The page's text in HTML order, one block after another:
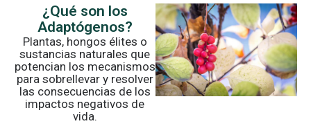
¿Qué son los
Adaptógenos?
Plantas, hongos élites o
sustancias naturales que
potencian los mecanismos
para sobrellevar y resolver
las consecuencias de los
impactos negativos de
vida.